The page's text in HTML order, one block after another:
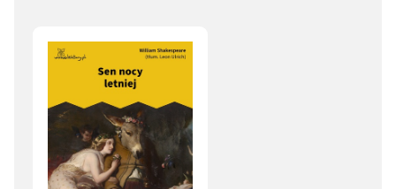
Omen (1)
Pojedynek (1)
Kobieta (1)
Wiadomość (1)
Obraz świata (1)
Jedzenie (1)
Śmierć (1)
Koń (1)